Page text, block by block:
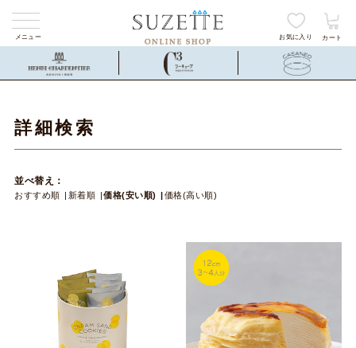
メニュー お気に入り カート
詳細検索
並べ替え：
おすすめ順 新着順 価格(安い順) 価格(高い順)